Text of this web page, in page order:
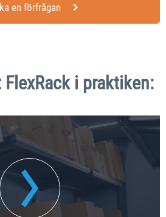
en förfrågan
i praktiken: